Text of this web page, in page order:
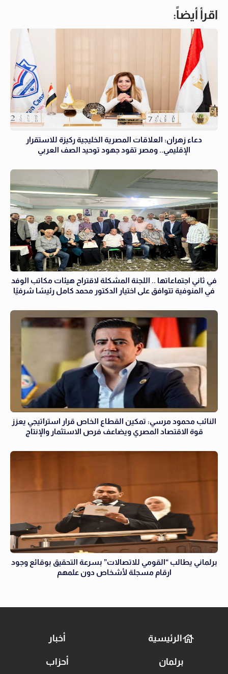
اقرأ أيضاً:
دعاء زهران: العلاقات المصرية الخليجية ركيزة للاستقرار
الإقليمي.. ومصر تقود جهود توحيد الصف العربي
في ثاني اجتماعاتها .. اللجنة المشكلة لاقتراح هيئات مكاتب الوفد
في المنوفية تتوافق على اختيار الدكتور محمد كامل رئيسًا شرفيًا
النائب محمود مرسي: تمكين القطاع الخاص قرار استراتيجي يعزز
قوة الاقتصاد المصري ويضاعف فرص الاستثمار والإنتاج
برلماني يطالب “القومي للاتصالات” بسرعة التحقيق بوقائع وجود
ارقام مسجلة لأشخاص دون علمهم
الرئيسية أخبار
برلمان أحزاب